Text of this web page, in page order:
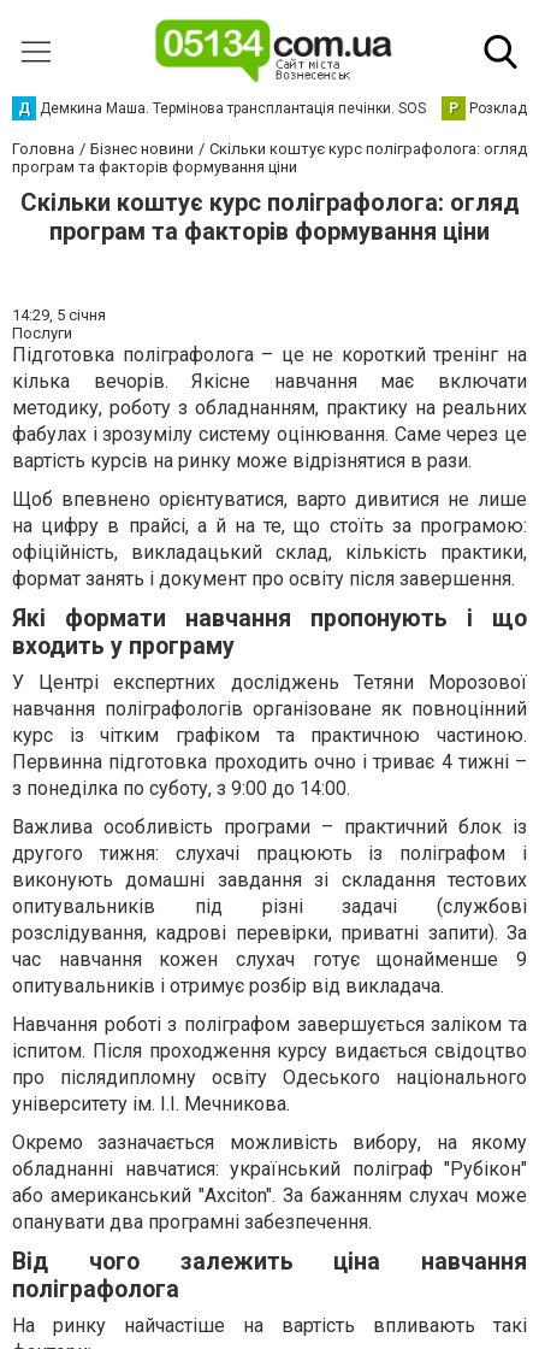
Д Демкина Маша. Термінова трансплантація печінки. SOS Р Розклад
Головна Бізнес новини
Скільки коштує курс поліграфолога: огляд
програм та факторів формування ціни
Скільки коштує курс поліграфолога: огляд
програм та факторів формування ціни
14:29, 5 січня
Послуги
Підготовка поліграфолога – це не короткий тренінг на
кілька вечорів. Якісне навчання має включати
методику, роботу з обладнанням, практику на реальних
фабулах і зрозумілу систему оцінювання. Саме через це
вартість курсів на ринку може відрізнятися в рази.
Щоб впевнено орієнтуватися, варто дивитися не лише
на цифру в прайсі, а й на те, що стоїть за програмою:
офіційність, викладацький склад, кількість практики,
формат занять і документ про освіту після завершення.
Які формати навчання пропонують і що
входить у програму
У Центрі експертних досліджень Тетяни Морозової
навчання поліграфологів організоване як повноцінний
курс із чітким графіком та практичною частиною.
Первинна підготовка проходить очно і триває 4 тижні –
з понеділка по суботу, з 9:00 до 14:00.
Важлива особливість програми – практичний блок із
другого тижня: слухачі працюють із поліграфом і
виконують домашні завдання зі складання тестових
опитувальників під різні задачі (службові
розслідування, кадрові перевірки, приватні запити). За
час навчання кожен слухач готує щонайменше 9
опитувальників і отримує розбір від викладача.
Навчання роботі з поліграфом завершується заліком та
іспитом. Після проходження курсу видається свідоцтво
про післядипломну освіту Одеського національного
університету ім. І.І. Мечникова.
Окремо зазначається можливість вибору, на якому
обладнанні навчатися: український поліграф "Рубікон"
або американський "Axciton". За бажанням слухач може
опанувати два програмні забезпечення.
Від чого залежить ціна навчання
поліграфолога
На ринку найчастіше на вартість впливають такі